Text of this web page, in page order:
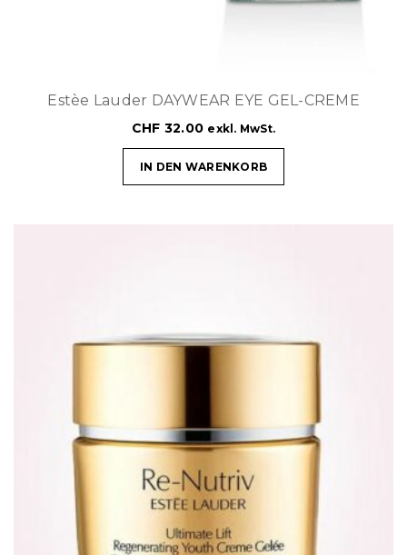
Estèe Lauder DAYWEAR EYE GEL-CREME
CHF 32.00 exkl. MwSt.
IN DEN WARENKORB